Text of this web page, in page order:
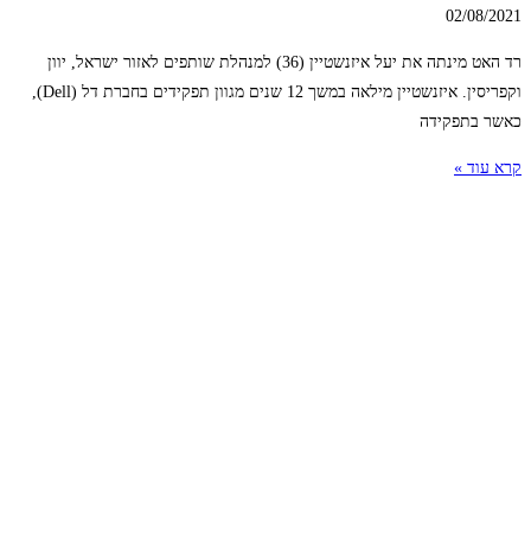
02/08/2021
רד האט מינתה את יעל איזנשטיין (36) למנהלת שותפים לאזור ישראל, יוון
וקפריסין. איזנשטיין מילאה במשך 12 שנים מגוון תפקידים בחברת דל (Dell),
כאשר בתפקידה
קרא עוד »